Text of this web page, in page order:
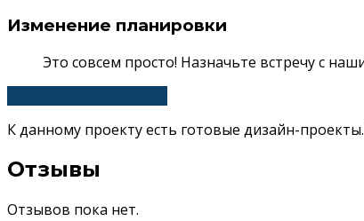
Изменение планировки
Это совсем просто! Назначьте встречу с
К данному проекту есть готовые дизайн-
Отзывы
Отзывов пока нет.